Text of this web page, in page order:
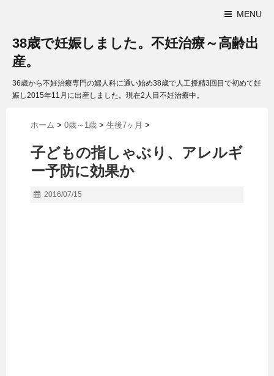
MENU
38歳で妊娠しました。不妊治療～高齢出
産。
36歳から不妊治療専門の婦人科に通い始め38歳で人工授精3回目で初めて妊
娠し2015年11月に出産しました。現在2人目不妊治療中。
ホーム > 0歳～1歳 > 生後7ヶ月 >
子どもの指しゃぶり、アレルギ
ー予防に効果か
2016/07/15